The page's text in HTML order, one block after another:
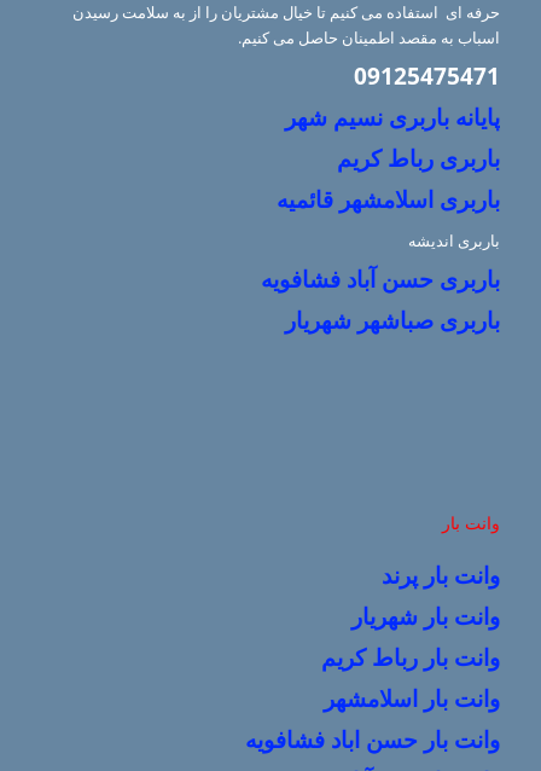
حرفه ای استفاده می کنیم تا خیال مشتریان را از به سلامت رسیدن
اسباب به مقصد اطمینان حاصل می کنیم.
09125475471
پایانه باربری نسیم شهر
باربری رباط کریم
باربری اسلامشهر قائمیه
باربری اندیشه
باربری حسن آباد فشافویه
باربری صباشهر شهریار
وانت بار
وانت بار پرند
وانت بار شهریار
وانت بار رباط کریم
وانت بار اسلامشهر
وانت بار حسن اباد فشافویه